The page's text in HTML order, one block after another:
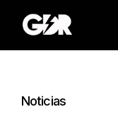
Noticias